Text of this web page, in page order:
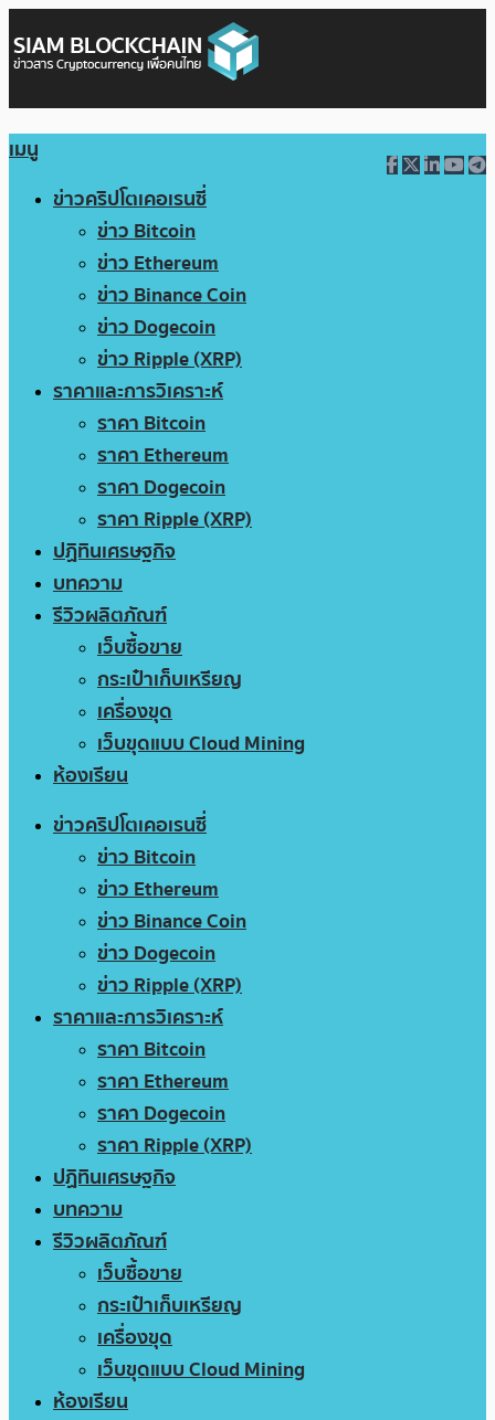
เมนู
ข่าวคริปโตเคอเรนซี่
ข่าว Bitcoin
ข่าว Ethereum
ข่าว Binance Coin
ข่าว Dogecoin
ข่าว Ripple (XRP)
ราคาและการวิเคราะห์
ราคา Bitcoin
ราคา Ethereum
ราคา Dogecoin
ราคา Ripple (XRP)
ปฏิทินเศรษฐกิจ
บทความ
รีวิวผลิตภัณฑ์
เว็บซื้อขาย
กระเป๋าเก็บเหรียญ
เครื่องขุด
เว็บขุดแบบ Cloud Mining
ห้องเรียน
ข่าวคริปโตเคอเรนซี่
ข่าว Bitcoin
ข่าว Ethereum
ข่าว Binance Coin
ข่าว Dogecoin
ข่าว Ripple (XRP)
ราคาและการวิเคราะห์
ราคา Bitcoin
ราคา Ethereum
ราคา Dogecoin
ราคา Ripple (XRP)
ปฏิทินเศรษฐกิจ
บทความ
รีวิวผลิตภัณฑ์
เว็บซื้อขาย
กระเป๋าเก็บเหรียญ
เครื่องขุด
เว็บขุดแบบ Cloud Mining
ห้องเรียน